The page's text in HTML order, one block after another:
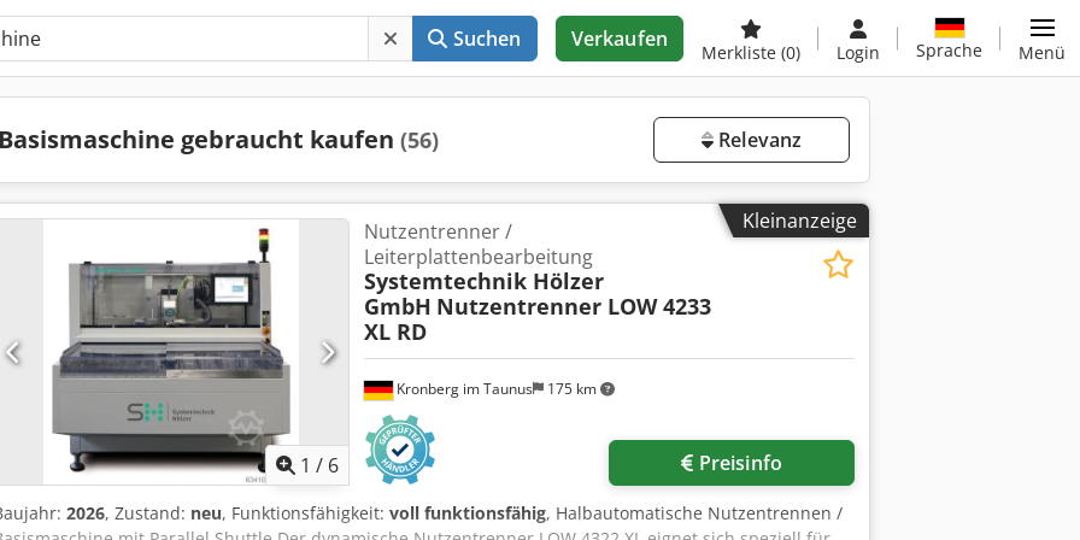
Suchen Verkaufen
Merkliste (0) Login Sprache Menü
Basismaschine gebraucht kaufen (56) Relevanz
Kleinanzeige
1 / 6
Kronberg im Taunus 175 km
Nutzentrenner /
Leiterplattenbearbeitung
Systemtechnik Hölzer
GmbH Nutzentrenner LOW 4233
XL RD
Preisinfo
2026, Zustand: neu, Funktionsfähigkeit: voll funktionsfähig, Halbautomatische Nutzentrennen /